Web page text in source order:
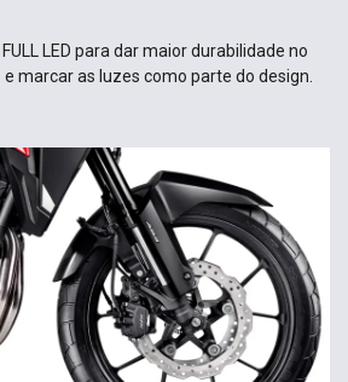
LED para dar maior durabilidade no
marcar as luzes como parte do design.